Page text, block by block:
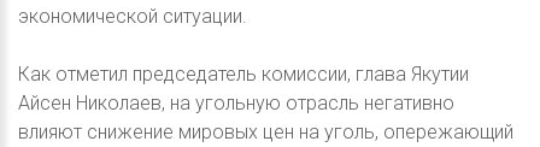
экономической ситуации.
Как отметил председатель комиссии, глава Якутии
Айсен Николаев, на угольную отрасль негативно
влияют снижение мировых цен на уголь, опережающий